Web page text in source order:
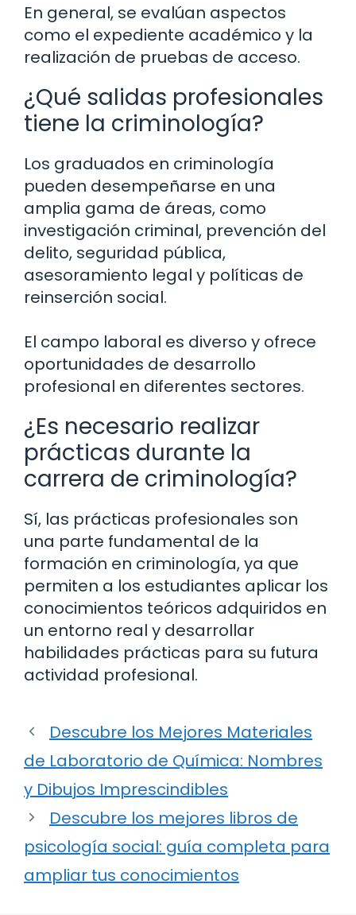
En general, se evalúan aspectos
como el expediente académico y la
realización de pruebas de acceso.
¿Qué salidas profesionales
tiene la criminología?
Los graduados en criminología
pueden desempeñarse en una
amplia gama de áreas, como
investigación criminal, prevención del
delito, seguridad pública,
asesoramiento legal y políticas de
reinserción social.
El campo laboral es diverso y ofrece
oportunidades de desarrollo
profesional en diferentes sectores.
¿Es necesario realizar
prácticas durante la
carrera de criminología?
Sí, las prácticas profesionales son
una parte fundamental de la
formación en criminología, ya que
permiten a los estudiantes aplicar los
conocimientos teóricos adquiridos en
un entorno real y desarrollar
habilidades prácticas para su futura
actividad profesional.
Descubre los Mejores Materiales
de Laboratorio de Química: Nombres
y Dibujos Imprescindibles
Descubre los mejores libros de
psicología social: guía completa para
ampliar tus conocimientos